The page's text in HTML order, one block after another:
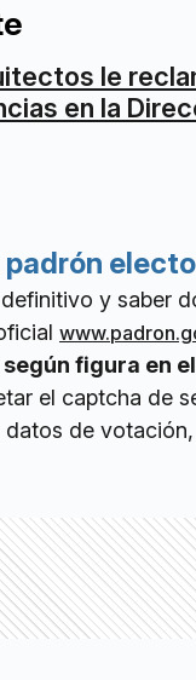
le
en la
y saber
según figura en
el captcha de
de